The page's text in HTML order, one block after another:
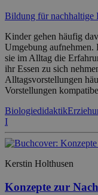
Bildung für nachhaltige
Kinder gehen häufig
Umgebung
sie im Alltag die
ihr Essen zu sich
Alltagsvorstellungen
Vorstellungen
Biologiedidaktik
I
Kerstin Holthusen
Konzepte zur